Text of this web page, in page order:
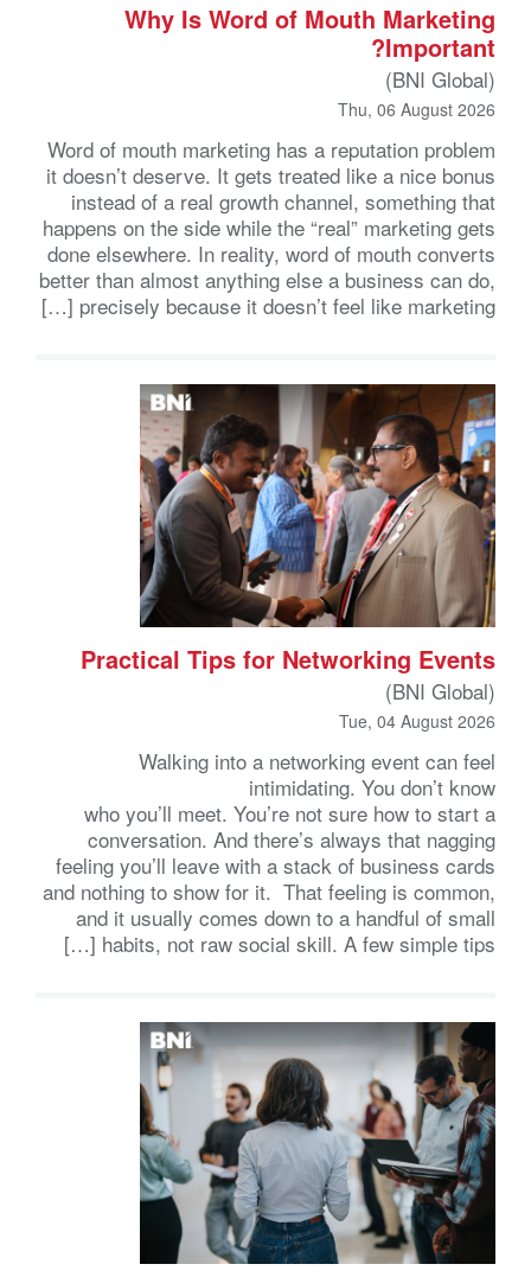
Why Is Word of Mouth Marketing
Important?
(BNI Global)
Thu, 06 August 2026
Word of mouth marketing has a reputation problem
it doesn’t deserve. It gets treated like a nice bonus
instead of a real growth channel, something that
happens on the side while the “real” marketing gets
done elsewhere. In reality, word of mouth converts
better than almost anything else a business can do,
precisely because it doesn’t feel like marketing […]
Practical Tips for Networking Events
(BNI Global)
Tue, 04 August 2026
Walking into a networking event can feel
intimidating. You don’t know
who you’ll meet. You’re not sure how to start a
conversation. And there’s always that nagging
feeling you’ll leave with a stack of business cards
and nothing to show for it. That feeling is common,
and it usually comes down to a handful of small
habits, not raw social skill. A few simple tips […]